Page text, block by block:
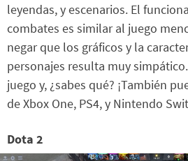
leyendas, y escenarios. El
combates es similar al juego
negar que los gráficos y la
personajes resulta muy
juego y, ¿sabes qué? ¡También
de Xbox One, PS4, y Nintendo
Dota 2